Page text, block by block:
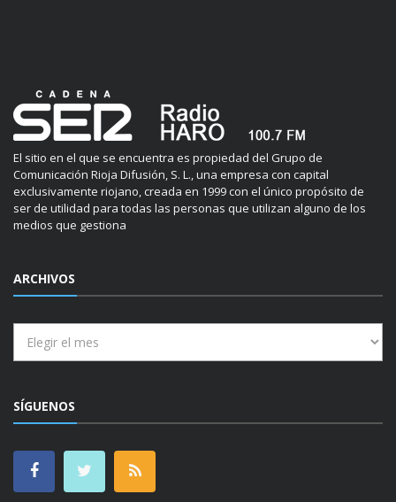
El sitio en el que se encuentra es propiedad del Grupo de
Comunicación Rioja Difusión, S. L., una empresa con capital
exclusivamente riojano, creada en 1999 con el único propósito de
ser de utilidad para todas las personas que utilizan alguno de los
medios que gestiona
ARCHIVOS
SÍGUENOS